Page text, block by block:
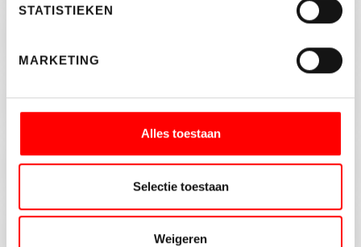
STATISTIEKEN
MARKETING
Alles toestaan
Selectie toestaan
Weigeren
Beleggingen
Hypotheken
Zoekopdracht